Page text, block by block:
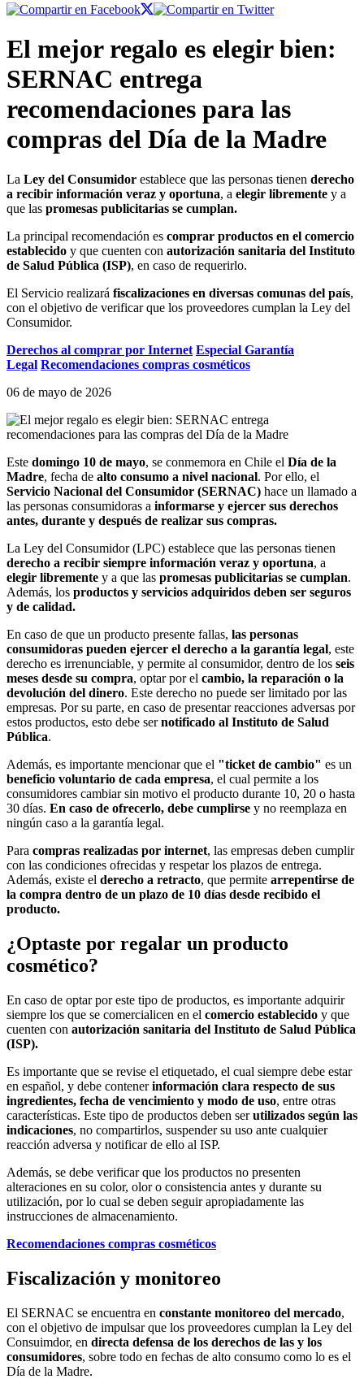
El mejor regalo es elegir bien:
SERNAC entrega
recomendaciones para las
compras del Día de la Madre
La Ley del Consumidor establece que las personas tienen derecho
a recibir información veraz y oportuna, a elegir libremente y a
que las promesas publicitarias se cumplan.
La principal recomendación es comprar productos en el comercio
establecido y que cuenten con autorización sanitaria del Instituto
de Salud Pública (ISP), en caso de requerirlo.
El Servicio realizará fiscalizaciones en diversas comunas del país,
con el objetivo de verificar que los proveedores cumplan la Ley del
Consumidor.
Derechos al comprar por Internet Especial Garantía
Legal Recomendaciones compras cosméticos
06 de mayo de 2026
Este domingo 10 de mayo, se conmemora en Chile el Día de la
Madre, fecha de alto consumo a nivel nacional. Por ello, el
Servicio Nacional del Consumidor (SERNAC) hace un llamado a
las personas consumidoras a informarse y ejercer sus derechos
antes, durante y después de realizar sus compras.
La Ley del Consumidor (LPC) establece que las personas tienen
derecho a recibir siempre información veraz y oportuna, a
elegir libremente y a que las promesas publicitarias se cumplan.
Además, los productos y servicios adquiridos deben ser seguros
y de calidad.
En caso de que un producto presente fallas, las personas
consumidoras pueden ejercer el derecho a la garantía legal, este
derecho es irrenunciable, y permite al consumidor, dentro de los seis
meses desde su compra, optar por el cambio, la reparación o la
devolución del dinero. Este derecho no puede ser limitado por las
empresas. Por su parte, en caso de presentar reacciones adversas por
estos productos, esto debe sernotificado al Instituto de Salud
Pública.
Además, es importante mencionar que el "ticket de cambio" es un
beneficio voluntario de cada empresa, el cual permite a los
consumidores cambiar sin motivo el producto durante 10, 20 o hasta
30 días. En caso de ofrecerlo, debe cumplirse y no reemplaza en
ningún caso a la garantía legal.
Para compras realizadas por internet, las empresas deben cumplir
con las condiciones ofrecidas y respetar los plazos de entrega.
Además, existe el derecho a retracto, que permite arrepentirse de
la compra dentro de un plazo de 10 días desde recibido el
producto.
¿Optaste por regalar un producto
cosmético?
En caso de optar por este tipo de productos, es importante adquirir
siempre los que se comercialicen en el comercio establecido y que
cuenten con autorización sanitaria del Instituto de Salud Pública
(ISP).
Es importante que se revise el etiquetado, el cual siempre debe estar
en español, y debe contenerinformación clara respecto de sus
ingredientes, fecha de vencimiento y modo de uso, entre otras
características. Este tipo de productos deben serutilizados según las
indicaciones, no compartirlos, suspender su uso ante cualquier
reacción adversa y notificar de ello al ISP.
Además, se debe verificar que los productos no presenten
alteraciones en su color, olor o consistencia antes y durante su
utilización, por lo cual se deben seguir apropiadamente las
instrucciones de almacenamiento.
Recomendaciones compras cosméticos
Fiscalización y monitoreo
El SERNAC se encuentra en constante monitoreo del mercado,
con el objetivo de impulsar que los proveedores cumplan la Ley del
Consuimdor, en directa defensa de los derechos de las y los
consumidores, sobre todo en fechas de alto consumo como lo es el
Día de la Madre.